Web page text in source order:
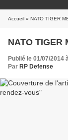
Accueil » NATO TIGER
NATO TIGER
Publié le 01/07/2014
Par RP Defense